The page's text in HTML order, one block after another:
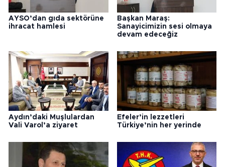
AYSO’dan gıda sektörüne
ihracat hamlesi
Başkan Maraş:
Sanayicimizin sesi olmaya
devam edeceğiz
Aydın’daki Muşlulardan
Vali Varol’a ziyaret
Efeler’in lezzetleri
Türkiye’nin her yerinde